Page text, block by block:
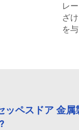
レ
ざ
を
ッペスドア 金